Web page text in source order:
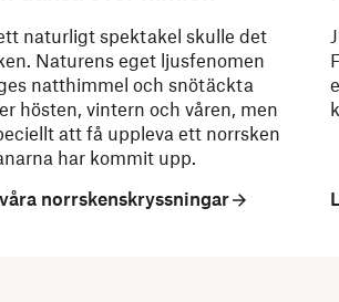
naturligt spektakel skulle det
Naturens eget ljusfenomen
natthimmel och snötäckta
hösten, vintern och våren, men
att få uppleva ett norrsken
har kommit upp.
norrskenskryssningar